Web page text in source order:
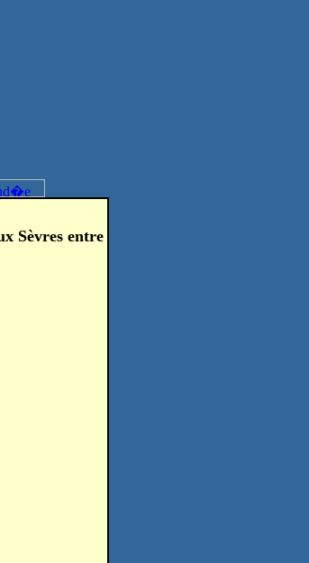
Sèvres entre